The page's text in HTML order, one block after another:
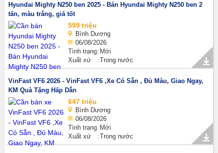
Hyundai Mighty N250 ben 2025 - Bán Hyundai Mighty N250 ben 2
tấn, màu trắng, giá tốt
599 triệu
Bình Dương
06/08/2026
Tình trạng Mới
Xuất xứ
Trong nước
VinFast VF6 2026 - VinFast VF6 ,Xe Có Sẵn , Đủ Màu, Giao Ngay,
KM Quà Tặng Hấp Dẫn
647 triệu
Bình Dương
06/08/2026
Tình trạng Mới
Xuất xứ
Trong nước